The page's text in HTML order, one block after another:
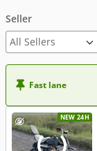
Seller
All Sellers
Fast lane
NEW 24H